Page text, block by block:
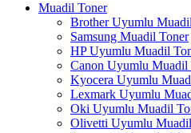
Muadil Toner
Brother Uyumlu
Samsung Muadil Toner
HP Uyumlu Muadil
Canon Uyumlu Muadil
Kyocera Uyumlu
Lexmark Uyumlu
Oki Uyumlu Muadil
Olivetti Uyumlu